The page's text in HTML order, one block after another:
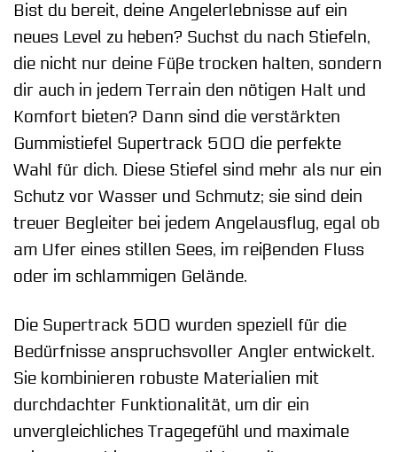
Bist du bereit, deine Angelerlebnisse auf ein
neues Level zu heben? Suchst du nach Stiefeln,
die nicht nur deine Füße trocken halten, sondern
dir auch in jedem Terrain den nötigen Halt und
Komfort bieten? Dann sind die verstärkten
Gummistiefel Supertrack 500 die perfekte
Wahl für dich. Diese Stiefel sind mehr als nur ein
Schutz vor Wasser und Schmutz; sie sind dein
treuer Begleiter bei jedem Angelausflug, egal ob
am Ufer eines stillen Sees, im reißenden Fluss
oder im schlammigen Gelände.
Die Supertrack 500 wurden speziell für die
Bedürfnisse anspruchsvoller Angler entwickelt.
Sie kombinieren robuste Materialien mit
durchdachter Funktionalität, um dir ein
unvergleichliches Tragegefühl und maximale